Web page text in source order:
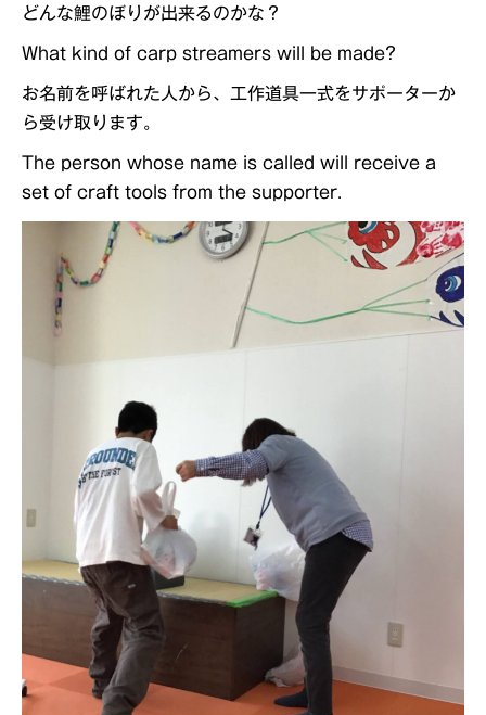
どんな鯉のぼりが出来るのかな？
What kind of carp streamers will be made?
お名前を呼ばれた人から、工作道具一式をサポーターか
ら受け取ります。
The person whose name is called will receive a
set of craft tools from the supporter.